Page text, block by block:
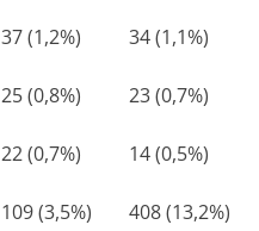
37 (1,2%) 34 (1,1%)
25 (0,8%) 23 (0,7%)
22 (0,7%) 14 (0,5%)
109 (3,5%) 408 (13,2%)